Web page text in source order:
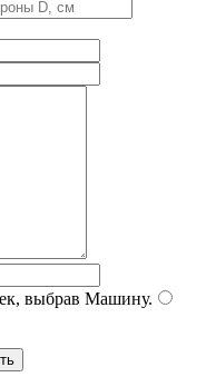
выбрав Машину.